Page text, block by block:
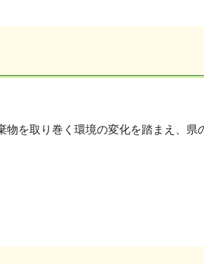
を取り巻く環境の変化を踏まえ、県